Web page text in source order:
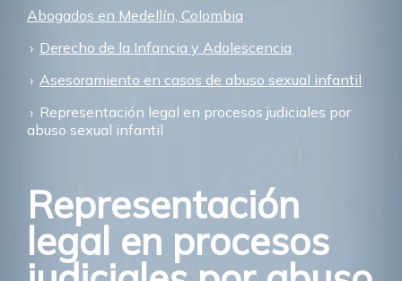
Abogados en Medellín, Colombia
Derecho de la Infancia y Adolescencia
Asesoramiento en casos de abuso sexual infantil
Representación legal en procesos judiciales por
abuso sexual infantil
Representación
legal en procesos